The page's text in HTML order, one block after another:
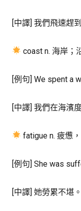
[中譯] 我們飛速趕
coast n. 海岸；
[例句] We spent a
[中譯] 我們在海濱
fatigue n. 疲憊
[例句] She was
[中譯] 她勞累不堪。